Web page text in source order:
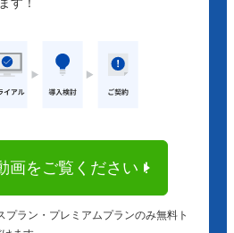
画をご覧ください！
ラン・プレミアムプランのみ無料ト